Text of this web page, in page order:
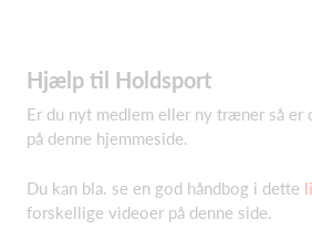
Hjælp til Holdsport
Er du nyt medlem eller ny træner så er
på denne hjemmeside.
Du kan bla. se en god håndbog i dette
forskellige videoer på denne side.